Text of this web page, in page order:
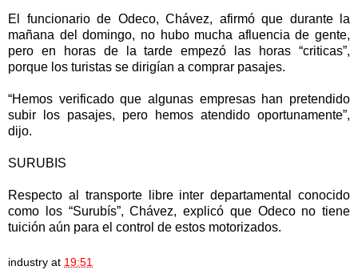
El funcionario de Odeco, Chávez, afirmó que durante la
mañana del domingo, no hubo mucha afluencia de gente,
pero en horas de la tarde empezó las horas “criticas”,
porque los turistas se dirigían a comprar pasajes.
“Hemos verificado que algunas empresas han pretendido
subir los pasajes, pero hemos atendido oportunamente”,
dijo.
SURUBIS
Respecto al transporte libre inter departamental conocido
como los “Surubís”, Chávez, explicó que Odeco no tiene
tuición aún para el control de estos motorizados.
industry at 19:51